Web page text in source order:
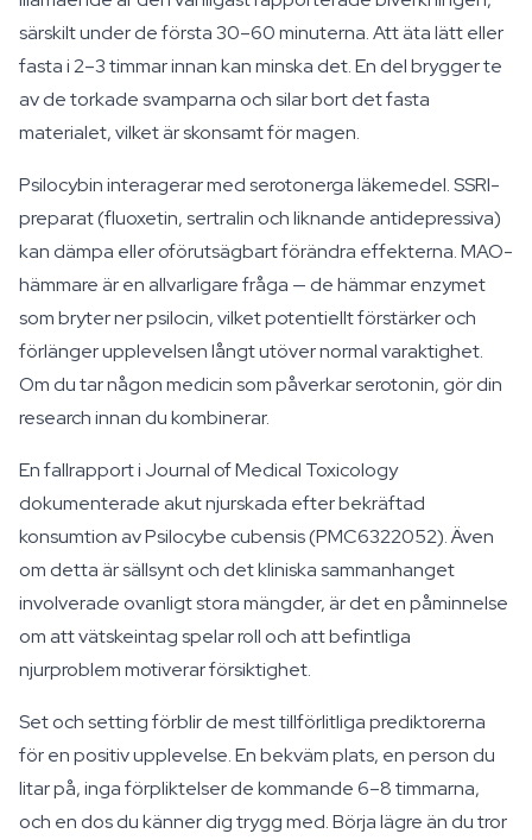
särskilt under de första 30–60 minuterna. Att äta lätt eller
fasta i 2–3 timmar innan kan minska det. En del brygger te
av de torkade svamparna och silar bort det fasta
materialet, vilket är skonsamt för magen.
Psilocybin interagerar med serotonerga läkemedel. SSRI-
preparat (fluoxetin, sertralin och liknande antidepressiva)
kan dämpa eller oförutsägbart förändra effekterna. MAO-
hämmare är en allvarligare fråga — de hämmar enzymet
som bryter ner psilocin, vilket potentiellt förstärker och
förlänger upplevelsen långt utöver normal varaktighet.
Om du tar någon medicin som påverkar serotonin, gör din
research innan du kombinerar.
En fallrapport i Journal of Medical Toxicology
dokumenterade akut njurskada efter bekräftad
konsumtion avPsilocybe cubensis(PMC6322052). Även
om detta är sällsynt och det kliniska sammanhanget
involverade ovanligt stora mängder, är det en påminnelse
om att vätskeintag spelar roll och att befintliga
njurproblem motiverar försiktighet.
Set och setting förblir de mest tillförlitliga prediktorerna
för en positiv upplevelse. En bekväm plats, en person du
litar på, inga förpliktelser de kommande 6–8 timmarna,
och en dos du känner dig trygg med. Börja lägre än du tror